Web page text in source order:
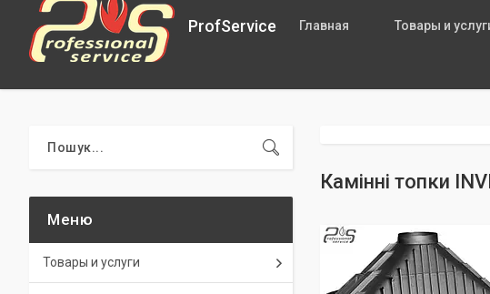
ProfService Главная Товары и
Камінні топки
Товары и услуги